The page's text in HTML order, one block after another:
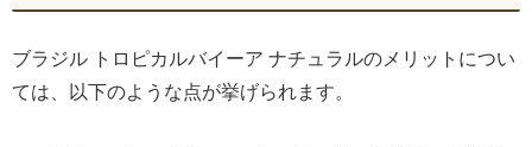
ブラジル トロピカルバイーア ナチュラルのメリットについ
ては、以下のような点が挙げられます。